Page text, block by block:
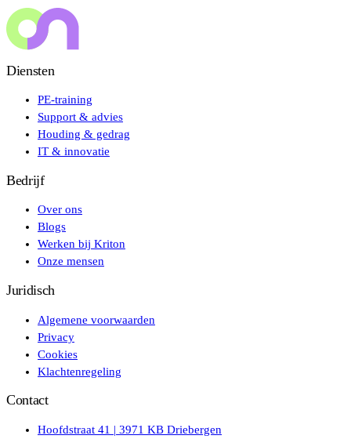
Diensten
PE-training
Support & advies
Houding & gedrag
IT & innovatie
Bedrijf
Over ons
Blogs
Werken bij Kriton
Onze mensen
Juridisch
Algemene voorwaarden
Privacy
Cookies
Klachtenregeling
Contact
Hoofdstraat 41 | 3971 KB Driebergen